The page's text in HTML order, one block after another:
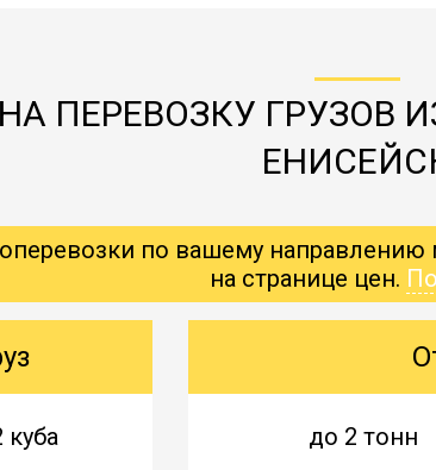
ПЕРЕВОЗКУ ГРУЗОВ
по вашему
на странице цен.
куба до 2 тонн